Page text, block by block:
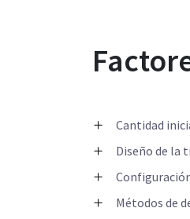
Cantidad
Diseño de la
Métodos de